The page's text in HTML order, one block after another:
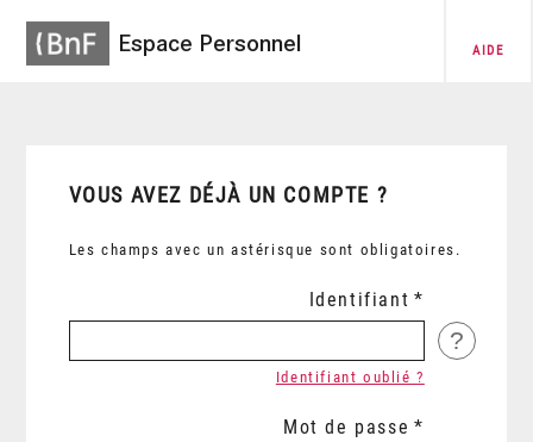
Espace Personnel AIDE
VOUS AVEZ DÉJÀ UN COMPTE ?
Les champs avec un astérisque sont obligatoires.
Identifiant
?
Identifiant oublié ?
Mot de passe